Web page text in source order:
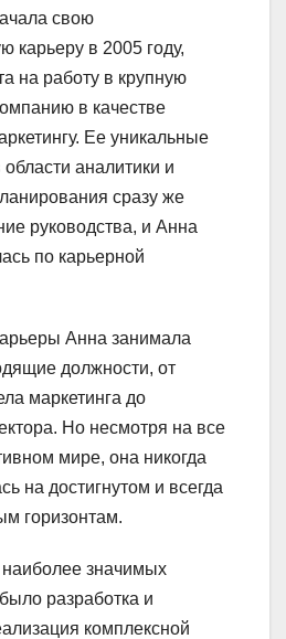
свою
карьеру в 2005 году,
на работу в крупную
в качестве
Ее уникальные
аналитики и
сразу же
руководства, и Анна
по карьерной
Анна занимала
должности, от
маркетинга до
Но несмотря на все
мире, она никогда
на достигнутом и всегда
горизонтам.
значимых
разработка и
комплексной